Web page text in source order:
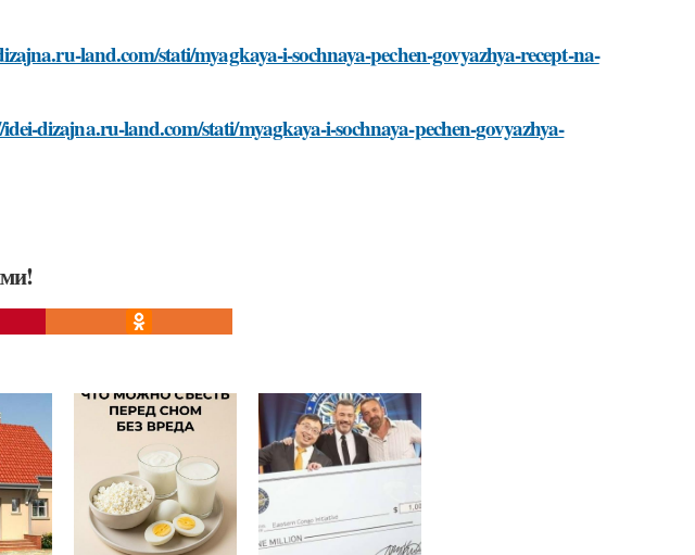
land.com/stati/myagkaya-i-sochnaya-pechen-govyazhya-recept-na-
dizajna.ru-land.com/stati/myagkaya-i-sochnaya-pechen-govyazhya-